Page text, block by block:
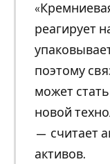
реагирует
поэтому
может
новой
— считает
активов.